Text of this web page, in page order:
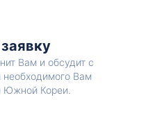
Вам и обсудит с
необходимого Вам
Южной Кореи.